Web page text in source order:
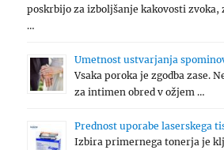
poskrbijo za izboljšanje kakovosti zvoka,
…
Umetnost ustvarjanja
Vsaka poroka je zgodba zase.
za intimen obred v ožjem …
Prednost uporabe laserskega
Izbira primernega tonerja je